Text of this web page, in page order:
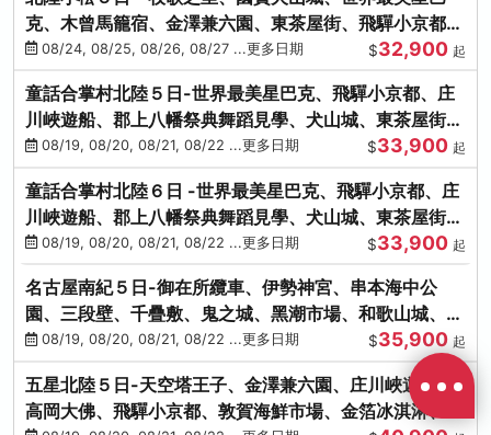
克、木曾馬籠宿、金澤兼六園、東茶屋街、飛驒小京都、
白川鄉合掌村
08/24, 08/25, 08/26, 08/27 ...更多日期 $32,900 起
童話合掌村北陸５日-世界最美星巴克、飛驒小京都、庄
川峽遊船、郡上八幡祭典舞蹈見學、犬山城、東茶屋街、
松葉蟹、金箔冰淇淋
08/19, 08/20, 08/21, 08/22 ...更多日期 $33,900 起
童話合掌村北陸６日 -世界最美星巴克、飛驒小京都、庄
川峽遊船、郡上八幡祭典舞蹈見學、犬山城、東茶屋街、
松葉蟹、金箔冰淇淋
08/19, 08/20, 08/21, 08/22 ...更多日期 $33,900 起
名古屋南紀５日-御在所纜車、伊勢神宮、串本海中公
園、三段壁、千疊敷、鬼之城、黑潮市場、和歌山城、伊
勢龍蝦溫泉
08/19, 08/20, 08/21, 08/22 ...更多日期 $35,900 起
五星北陸５日-天空塔王子、金澤兼六園、庄川峽遊船、
高岡大佛、飛驒小京都、敦賀海鮮市場、金箔冰淇淋、鰻